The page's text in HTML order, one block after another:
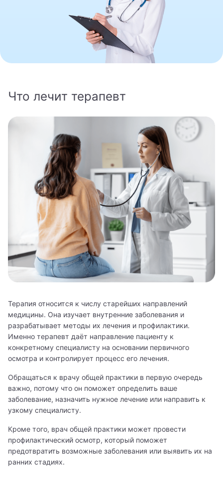
8 800 462-60-20
Записаться на приём
Что лечит терапевт
Терапия относится к числу старейших направлений
медицины. Она изучает внутренние заболевания и
разрабатывает методы их лечения и профилактики.
Именно терапевт даёт направление пациенту к
конкретному специалисту на основании первичного
осмотра и контролирует процесс его лечения.
Обращаться к врачу общей практики в первую очередь
важно, потому что он поможет определить ваше
заболевание, назначить нужное лечение или направить к
узкому специалисту.
Кроме того, врач общей практики может провести
профилактический осмотр, который поможет
предотвратить возможные заболевания или выявить их на
ранних стадиях.